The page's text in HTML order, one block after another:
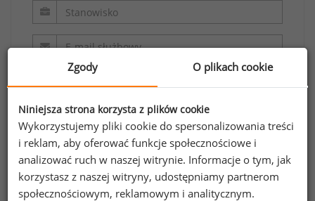
Oświadczam, że zapoznałem/zapoznałam się z
regulaminem.
Zgody O plikach cookie
Niniejsza strona korzysta z plików cookie
Wykorzystujemy pliki cookie do spersonalizowania treści
i reklam, aby oferować funkcje społecznościowe i
analizować ruch w naszej witrynie. Informacje o tym, jak
korzystasz z naszej witryny, udostępniamy partnerom
społecznościowym, reklamowym i analitycznym.